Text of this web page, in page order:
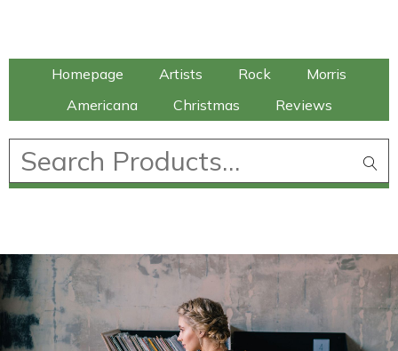
Homepage Artists Rock
Morris
Americana
Christmas Reviews